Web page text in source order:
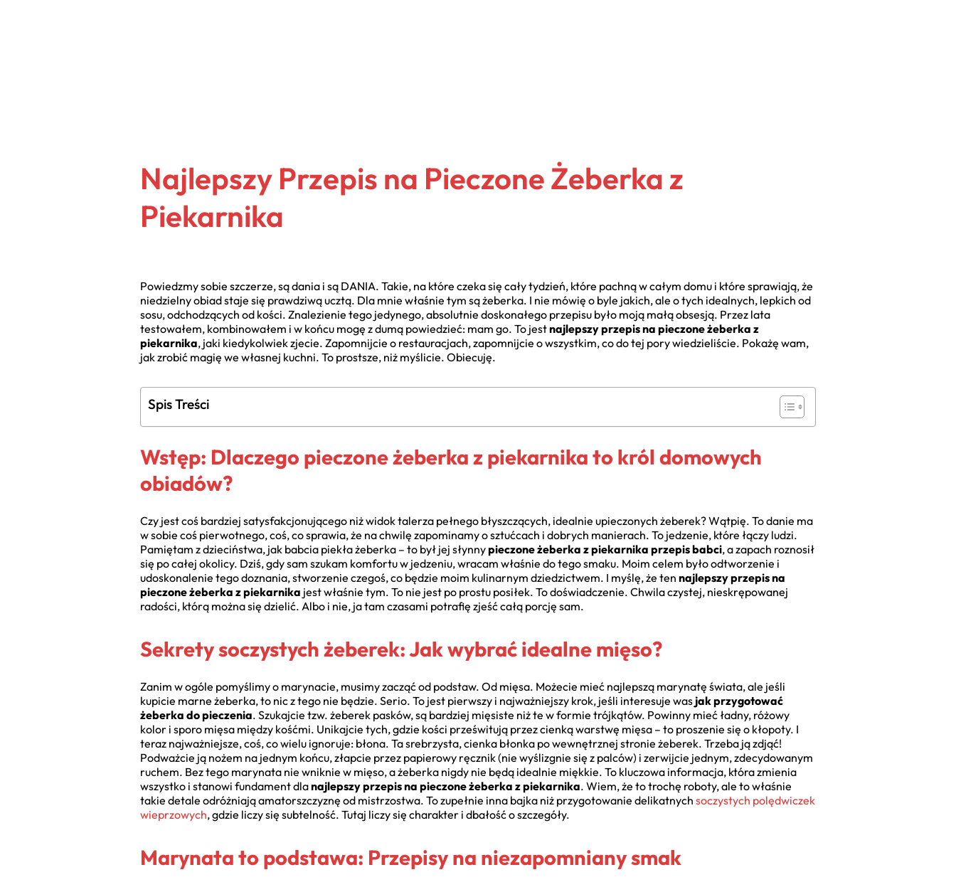
Najlepszy Przepis na Pieczone Żeberka z
Piekarnika
Powiedzmy sobie szczerze, są dania i są DANIA. Takie, na które czeka się cały tydzień, które pachną w całym domu i które sprawiają, że
niedzielny obiad staje się prawdziwą ucztą. Dla mnie właśnie tym są żeberka. I nie mówię o byle jakich, ale o tych idealnych, lepkich od
sosu, odchodzących od kości. Znalezienie tego jedynego, absolutnie doskonałego przepisu było moją małą obsesją. Przez lata
testowałem, kombinowałem i w końcu mogę z dumą powiedzieć: mam go. To jestnajlepszy przepis na pieczone żeberka z
piekarnika, jaki kiedykolwiek zjecie. Zapomnijcie o restauracjach, zapomnijcie o wszystkim, co do tej pory wiedzieliście. Pokażę wam,
jak zrobić magię we własnej kuchni. To prostsze, niż myślicie. Obiecuję.
Spis Treści
Wstęp: Dlaczego pieczone żeberka z piekarnika to król domowych
obiadów?
Czy jest coś bardziej satysfakcjonującego niż widok talerza pełnego błyszczących, idealnie upieczonych żeberek? Wątpię. To danie ma
w sobie coś pierwotnego, coś, co sprawia, że na chwilę zapominamy o sztućcach i dobrych manierach. To jedzenie, które łączy ludzi.
Pamiętam z dzieciństwa, jak babcia piekła żeberka – to był jej słynnypieczone żeberka z piekarnika przepis babci, a zapach roznosił
się po całej okolicy. Dziś, gdy sam szukam komfortu w jedzeniu, wracam właśnie do tego smaku. Moim celem było odtworzenie i
udoskonalenie tego doznania, stworzenie czegoś, co będzie moim kulinarnym dziedzictwem. I myślę, że ten najlepszy przepis na
pieczone żeberka z piekarnika jest właśnie tym. To nie jest po prostu posiłek. To doświadczenie. Chwila czystej, nieskrępowanej
radości, którą można się dzielić. Albo i nie, ja tam czasami potrafię zjeść całą porcję sam.
Sekrety soczystych żeberek: Jak wybrać idealne mięso?
Zanim w ogóle pomyślimy o marynacie, musimy zacząć od podstaw. Od mięsa. Możecie mieć najlepszą marynatę świata, ale jeśli
kupicie marne żeberka, to nic z tego nie będzie. Serio. To jest pierwszy i najważniejszy krok, jeśli interesuje was jak przygotować
żeberka do pieczenia. Szukajcie tzw. żeberek pasków, są bardziej mięsiste niż te w formie trójkątów. Powinny mieć ładny, różowy
kolor i sporo mięsa między kośćmi. Unikajcie tych, gdzie kości prześwitują przez cienką warstwę mięsa – to proszenie się o kłopoty. I
teraz najważniejsze, coś, co wielu ignoruje: błona. Ta srebrzysta, cienka błonka po wewnętrznej stronie żeberek. Trzeba ją zdjąć!
Podważcie ją nożem na jednym końcu, złapcie przez papierowy ręcznik (nie wyślizgnie się z palców) i zerwijcie jednym, zdecydowanym
ruchem. Bez tego marynata nie wniknie w mięso, a żeberka nigdy nie będą idealnie miękkie. To kluczowa informacja, która zmienia
wszystko i stanowi fundament dlanajlepszy przepis na pieczone żeberka z piekarnika. Wiem, że to trochę roboty, ale to właśnie
takie detale odróżniają amatorszczyznę od mistrzostwa. To zupełnie inna bajka niż przygotowanie delikatnych soczystych polędwiczek
wieprzowych, gdzie liczy się subtelność. Tutaj liczy się charakter i dbałość o szczegóły.
Marynata to podstawa: Przepisy na niezapomniany smak